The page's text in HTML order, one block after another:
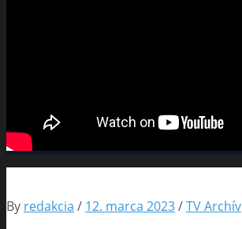
By redakcia / 12. marca 2023/TV Archív